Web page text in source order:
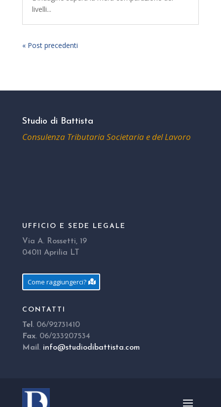
livelli...
« Post precedenti
Studio di Battista
Consulenza Tributaria Societaria e del Lavoro
UFFICIO E SEDE LEGALE
Via A. Rossetti, 19
04011 Aprilia LT
Come raggiungerci?
CONTATTI
Tel . 06/92731410
Fax. 06/233207534
Mail . info@studiodibattista.com